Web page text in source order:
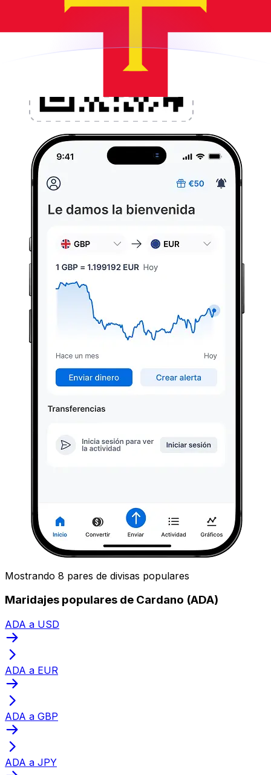
Mostrando 8 pares de divisas populares
Maridajes populares de Cardano (ADA)
ADA a USD
ADA a EUR
ADA a GBP
ADA a JPY